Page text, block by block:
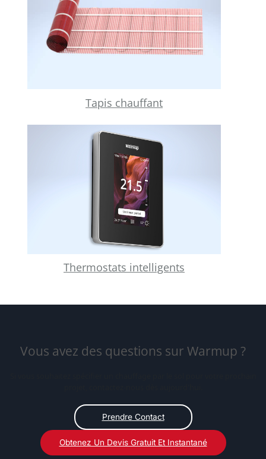
Tapis chauffant
Thermostats intelligents
Vous avez des questions sur Warmup ?
Prendre Contact
Obtenez Un Devis Gratuit Et Instantané